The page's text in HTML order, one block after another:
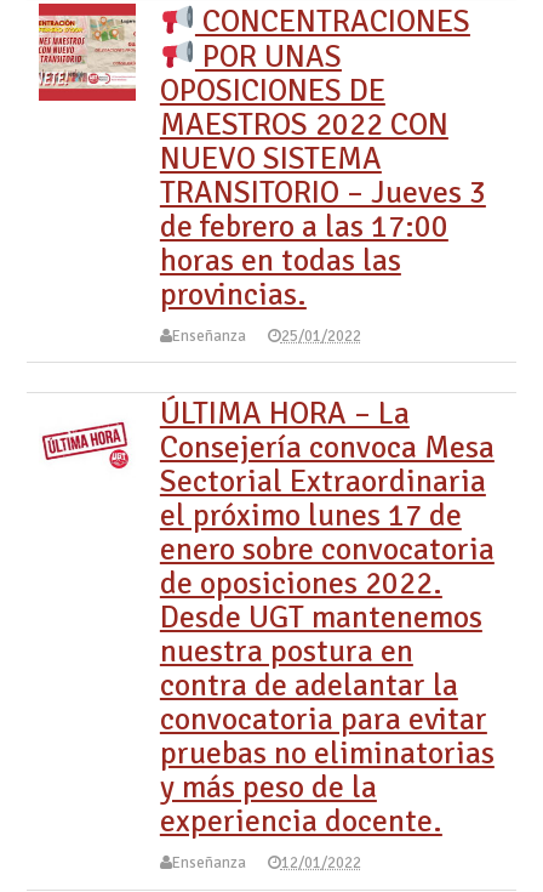
CONCENTRACIONES
POR UNAS
OPOSICIONES DE
MAESTROS 2022 CON
NUEVO SISTEMA
TRANSITORIO – Jueves 3
de febrero a las 17:00
horas en todas las
provincias.
Enseñanza 25/01/2022
ÚLTIMA HORA – La
Consejería convoca Mesa
Sectorial Extraordinaria
el próximo lunes 17 de
enero sobre convocatoria
de oposiciones 2022.
Desde UGT mantenemos
nuestra postura en
contra de adelantar la
convocatoria para evitar
pruebas no eliminatorias
y más peso de la
experiencia docente.
Enseñanza 12/01/2022